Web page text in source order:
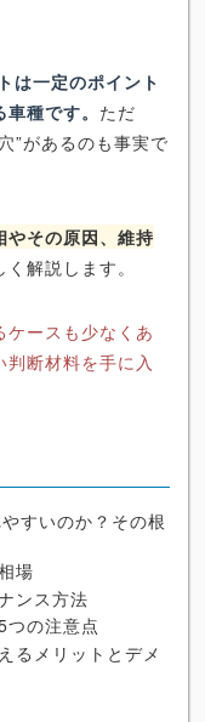
は一定のポイント
種です。 ただ
”があるのも事実で
やその原因、維持
解説します。
ースも少なくあ
断材料を手に入
すいのか？その根
場
ンス方法
つの注意点
るメリットとデメ